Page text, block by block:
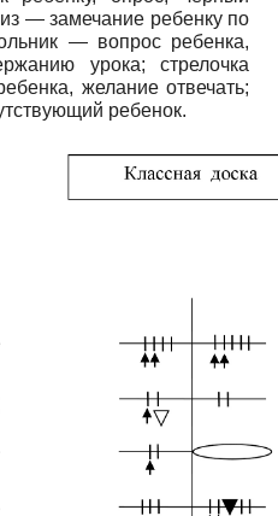
— замечание ребенку по
— вопрос ребенка,
урока; стрелочка
желание отвечать;
ребенок.